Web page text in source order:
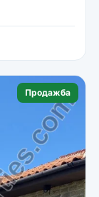
Продажба